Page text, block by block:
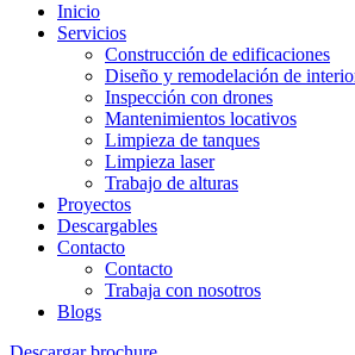
Inicio
Servicios
Construcción de edificaciones
Diseño y remodelación de
Inspección con drones
Mantenimientos locativos
Limpieza de tanques
Limpieza laser
Trabajo de alturas
Proyectos
Descargables
Contacto
Contacto
Trabaja con nosotros
Blogs